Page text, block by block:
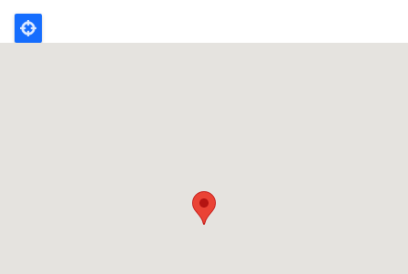
Poligono
GEO